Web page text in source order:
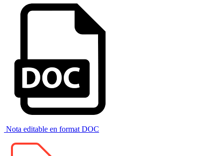
Nota editable en format DOC